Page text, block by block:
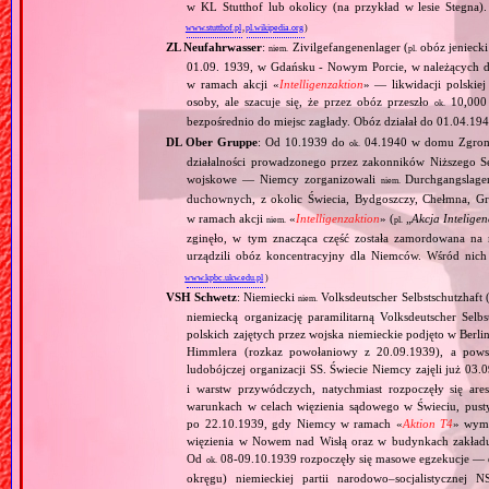
w KL Stutthof lub okolicy (na przykład w lesie
www.stutthof.pl,pl.wikipedia.org)
ZL Neufahrwasser:niem. Zivilgefangenenlager (pl. obóz
01.09. 1939, w Gdańsku ‐ Nowym Porcie, w należących
w ramach akcji «Intelligenzaktion» — likwidacji polskiej
osoby, ale szacuje się, że przez obóz przeszło
ok.
bezpośrednio do miejsc zagłady. Obóz działał do
DL Ober Gruppe: Od 10.1939 do ok. 04.1940 w domu
działalności prowadzonego przez zakonników
wojskowe — Niemcy zorganizowali
niem.
duchownych, z okolic Świecia, Bydgoszczy, Chełmna,
w ramach akcjiniem. «Intelligenzaktion» (pl. „Akcja
zginęło, w tym znacząca część została zamordowana
urządzili obóz koncentracyjny dla Niemców. Wśród
www.kpbc.ukw.edu.pl )
VSH Schwetz: Niemieckiniem. Volksdeutscher Selbstschutzhaft (
niemiecką organizację paramilitarną Volksdeutscher
polskich zajętych przez wojska niemieckie podjęto w
Himmlera (rozkaz powołaniowy z 20.09.1939), a
ludobójczej organizacji SS. Świecie Niemcy zajęli już
i warstw przywódczych, natychmiast rozpoczęły się
warunkach w celach więzienia sądowego w Świeciu,
po 22.10.1939, gdy Niemcy w ramach «Aktion T4»
więzienia w Nowem nad Wisłą oraz w budynkach
Od
ok. 08‐09.10.1939 rozpoczęły się masowe egzekucje
okręgu) niemieckiej partii narodowo–socjalistycznej